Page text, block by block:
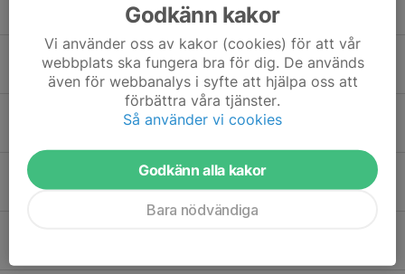
26 apr, 09:49 0
Årsberättelse – NHK P11
24 apr, 19:59 3
Reflektion från Katrineholm
13 apr, 11:36 4
Godkänn kakor
Vi använder oss av kakor (cookies) för att vår
webbplats ska fungera bra för dig. De används
även för webbanalys i syfte att hjälpa oss att
förbättra våra tjänster.
Så använder vi cookies
Godkänn alla kakor
Bara nödvändiga